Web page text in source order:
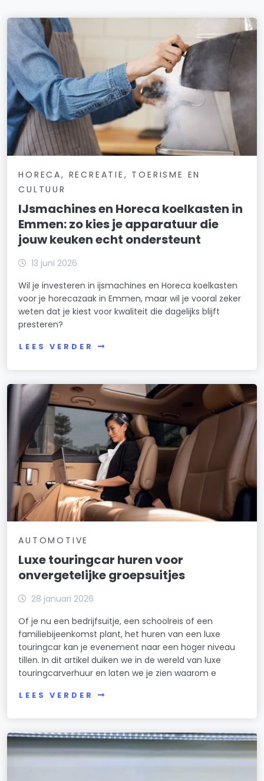
HORECA, RECREATIE, TOERISME EN
CULTUUR
IJsmachines en Horeca koelkasten in
Emmen: zo kies je apparatuur die
jouw keuken echt ondersteunt
13 juni 2026
Wil je investeren in ijsmachines en Horeca koelkasten
voor je horecazaak in Emmen, maar wil je vooral zeker
weten dat je kiest voor kwaliteit die dagelijks blijft
presteren?
LEES VERDER
AUTOMOTIVE
Luxe touringcar huren voor
onvergetelijke groepsuitjes
28 januari 2026
Of je nu een bedrijfsuitje, een schoolreis of een
familiebijeenkomst plant, het huren van een luxe
touringcar kan je evenement naar een hoger niveau
tillen. In dit artikel duiken we in de wereld van luxe
touringcarverhuur en laten we je zien waarom e
LEES VERDER